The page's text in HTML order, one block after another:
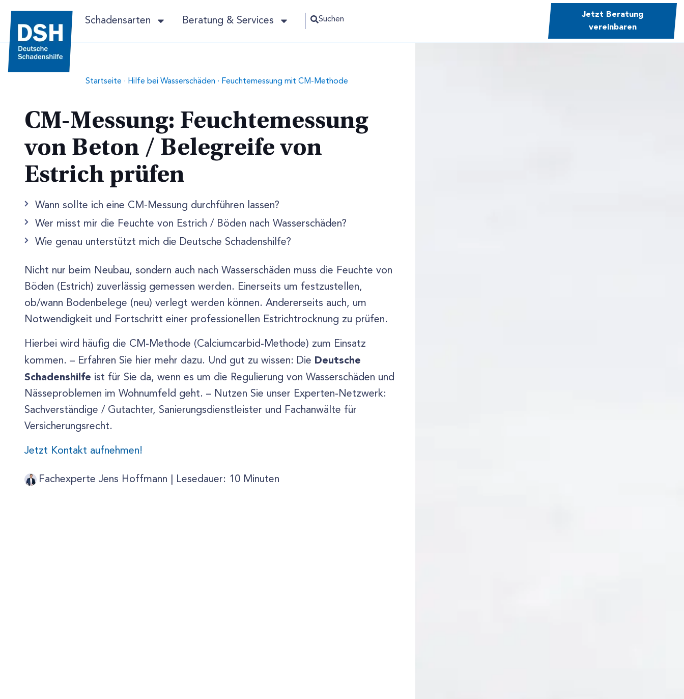
Schadensarten Beratung & Services Suchen
Jetzt Beratung
vereinbaren
Startseite · Hilfe bei Wasserschäden · Feuchtemessung mit CM-Methode
CM-Messung: Feuchtemessung
von Beton / Belegreife von
Estrich prüfen
Wann sollte ich eine CM-Messung durchführen lassen?
Wer misst mir die Feuchte von Estrich / Böden nach Wasserschäden?
Wie genau unterstützt mich die Deutsche Schadenshilfe?
Nicht nur beim Neubau, sondern auch nach Wasserschäden muss die Feuchte von
Böden (Estrich) zuverlässig gemessen werden. Einerseits um festzustellen,
ob/wann Bodenbelege (neu) verlegt werden können. Andererseits auch, um
Notwendigkeit und Fortschritt einer professionellen Estrichtrocknung zu prüfen.
Hierbei wird häufig die CM-Methode (Calciumcarbid-Methode) zum Einsatz
kommen. – Erfahren Sie hier mehr dazu. Und gut zu wissen: Die Deutsche
Schadenshilfe ist für Sie da, wenn es um die Regulierung von Wasserschäden und
Nässeproblemen im Wohnumfeld geht. – Nutzen Sie unser Experten-Netzwerk:
Sachverständige / Gutachter, Sanierungsdienstleister und Fachanwälte für
Versicherungsrecht.
Jetzt Kontakt aufnehmen!
Fachexperte Jens Hoffmann | Lesedauer: 10 Minuten